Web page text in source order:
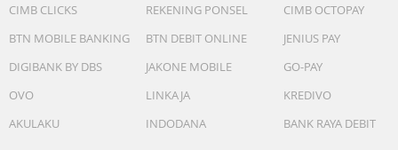
CIMB CLICKS
REKENING PONSEL
CIMB OCTOPAY
BTN MOBILE BANKING
BTN DEBIT ONLINE
JENIUS PAY
DIGIBANK BY DBS
JAKONE MOBILE
GO-PAY
OVO
LINKAJA
KREDIVO
AKULAKU
INDODANA BANK RAYA DEBIT